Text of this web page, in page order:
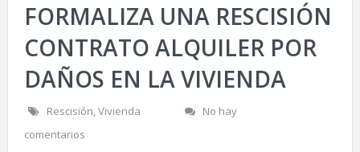
FORMALIZA UNA RESCISIÓN
CONTRATO ALQUILER POR
DAÑOS EN LA VIVIENDA
Rescisión,Vivienda
No hay
comentarios